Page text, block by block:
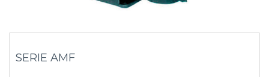
SERIE AMF